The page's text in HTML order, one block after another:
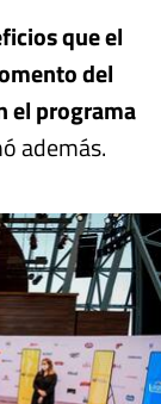
que el
del
el programa
además.